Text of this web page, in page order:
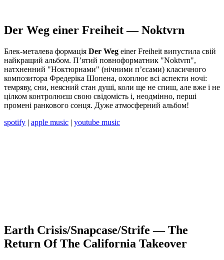
Der Weg einer Freiheit — Noktvrn
Блек-металева формація Der Weg einer Freiheit випустила свій
найкращий альбом. П’ятий повноформатник "Noktvrn",
натхненний "Ноктюрнами" (нічними п’єсами) класичного
композитора Фредеріка Шопена, охоплює всі аспекти ночі:
темряву, сни, неясний стан душі, коли ще не спиш, але вже і не
цілком контролюєш свою свідомість і, неодмінно, перші
промені ранкового сонця. Дуже атмосферний альбом!
spotify | apple music | youtube music
Earth Crisis/Snapcase/Strife — The
Return Of The California Takeover